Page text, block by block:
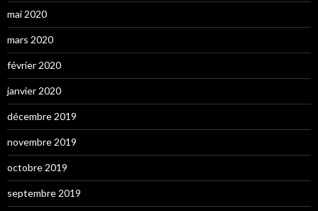
mai 2020
mars 2020
février 2020
janvier 2020
décembre 2019
novembre 2019
octobre 2019
septembre 2019